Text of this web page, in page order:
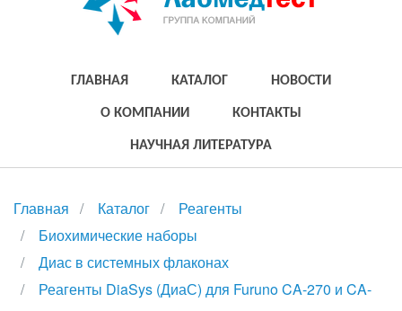
ГЛАВНАЯ КАТАЛОГ НОВОСТИ
О КОМПАНИИ КОНТАКТЫ
НАУЧНАЯ ЛИТЕРАТУРА
Главная Каталог
Реагенты
Биохимические наборы
Диас в системных флаконах
Реагенты DiaSys (ДиаС) для Furuno CA-270 и CA-